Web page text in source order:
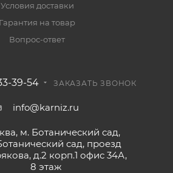
Условия доставки
Гарантия на товар
Вопрос-ответ
39-54 ЗАКАЗАТЬ ЗВОНОК
info@karniz.ru
м. Ботанический сад,
сад, проезд
д.2 корп.1 офис 34А,
8 этаж